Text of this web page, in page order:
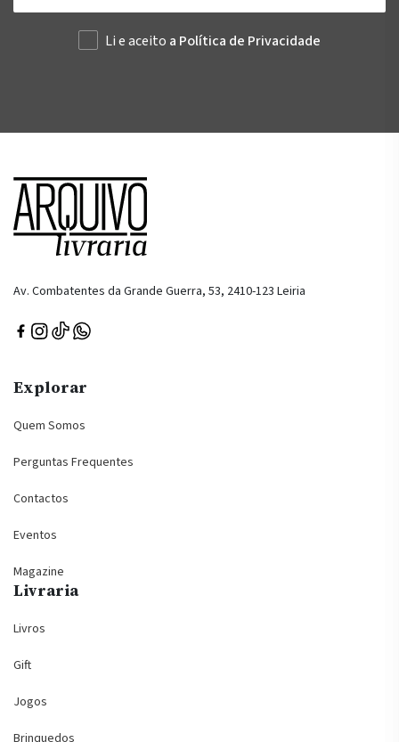
Li e aceito a Política de Privacidade
Av. Combatentes da Grande Guerra, 53, 2410-123 Leiria
Explorar
Quem Somos
Perguntas Frequentes
Contactos
Eventos
Magazine
Livraria
Livros
Gift
Jogos
Brinquedos